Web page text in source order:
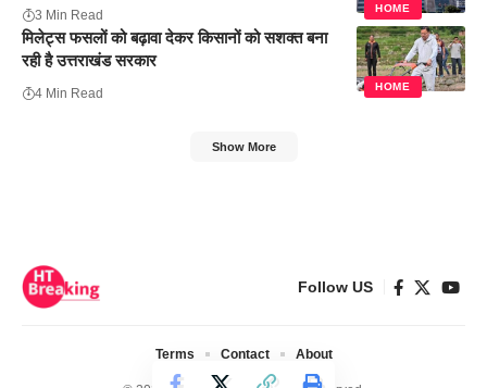
HOME
3 Min Read
HOME
मिलेट्स फसलों को बढ़ावा देकर किसानों को सशक्त बना
रही है उत्तराखंड सरकार
4 Min Read
Show More
Follow US
Terms Contact About